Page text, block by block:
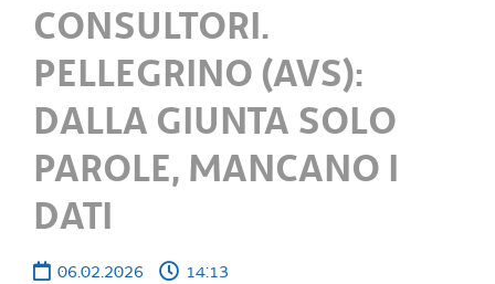
CONSULTORI.
PELLEGRINO (AVS):
DALLA GIUNTA SOLO
PAROLE, MANCANO I
DATI
06.02.2026
14:13